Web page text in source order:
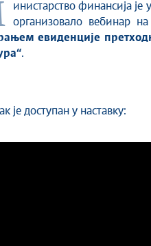
Министарство финансија је
организовало вебинар
евиденције
“.
је доступан у наставку: